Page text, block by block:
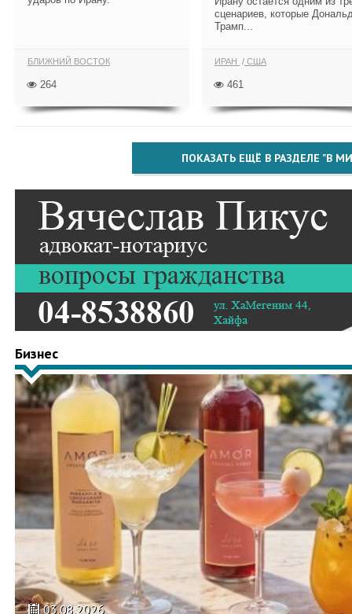
БЛИЖНИЙ ВОСТОК
264
сценариев, которые
Трамп...
ИРАН США
461
ПОКАЗАТЬ ЕЩЁ В РАЗДЕЛЕ "В
Бизнес
03.08.2026